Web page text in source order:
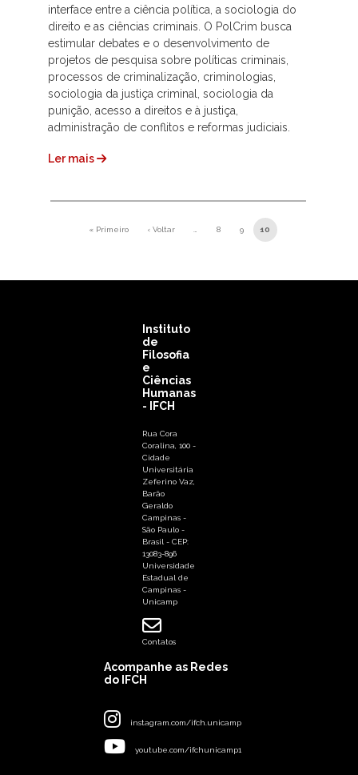
interface entre a ciência política, a sociologia do
direito e as ciências criminais. O PolCrim busca
estimular debates e o desenvolvimento de
projetos de pesquisa sobre políticas criminais,
processos de criminalização, criminologias,
sociologia da justiça criminal, sociologia da
punição, acesso a direitos e à justiça,
administração de conflitos e reformas judiciais.
Ler mais
Paginação
« Primeiro
Primeira página
‹ Voltar
Página anterior
… 8 9 10
Instituto
de
Filosofia
e
Ciências
Humanas
- IFCH
Rua Cora
Coralina, 100 -
Cidade
Universitária
Zeferino Vaz,
Barão
Geraldo
Campinas -
São Paulo -
Brasil - CEP:
13083-896
Universidade
Estadual de
Campinas -
Unicamp
Contatos
Acompanhe as Redes
do IFCH
instagram.com/ifch.unicamp
youtube.com/ifchunicamp1